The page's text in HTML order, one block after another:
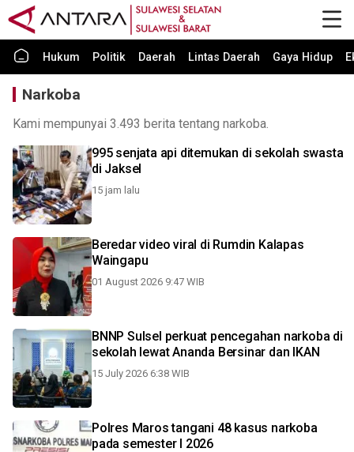
Hukum Politik Daerah Lintas Daerah Gaya Hidup
Narkoba
Kami mempunyai 3.493 berita tentang narkoba.
995 senjata api ditemukan di sekolah swasta
di Jaksel
15 jam lalu
Beredar video viral di Rumdin Kalapas
Waingapu
01 August 2026 9:47 WIB
BNNP Sulsel perkuat pencegahan narkoba di
sekolah lewat Ananda Bersinar dan IKAN
15 July 2026 6:38 WIB
Polres Maros tangani 48 kasus narkoba
pada semester I 2026